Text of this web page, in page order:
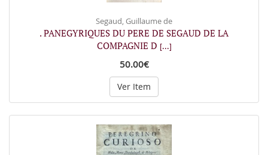
Segaud, Guillaume de
. PANEGYRIQUES DU PERE DE SEGAUD DE LA
COMPAGNIE D [...]
50.00€
Ver Item